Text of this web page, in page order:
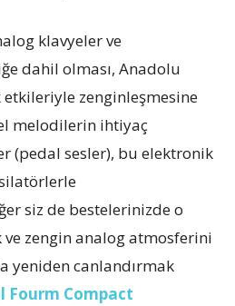
klavyeler ve
dahil olması, Anadolu
etkileriyle zenginleşmesine
melodilerin ihtiyaç
(pedal sesler), bu elektronik
siz de bestelerinizde o
ve zengin analog atmosferini
yeniden canlandırmak
Fourm Compact